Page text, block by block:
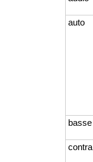
auto
basse
contra